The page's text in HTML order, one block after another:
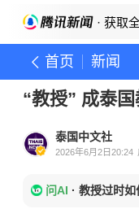
· 获取
首页 新闻
“教授” 成泰
泰国中文社
2026年6月2日20:24
问AI · 教授过时如